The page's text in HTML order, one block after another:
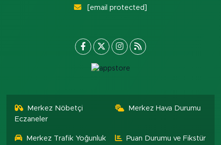
[email protected]
Merkez Nöbetçi
Eczaneler
Merkez Hava Durumu
Merkez Trafik Yoğunluk Puan Durumu ve Fikstür